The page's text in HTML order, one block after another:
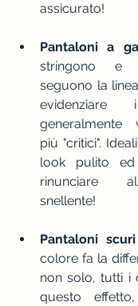
assicurato!
Pantaloni a
stringono e
seguono la
generalmente
più "critici".
look pulito ed
rinunciare
snellente!
Pantaloni
colore fa la
non solo, tutti i
questo